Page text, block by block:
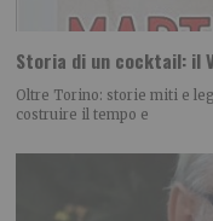
Storia di un cocktail: il
Oltre Torino: storie miti e
costruire il tempo e